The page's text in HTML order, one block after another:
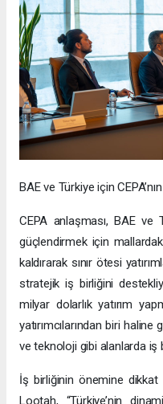
BAE ve Türkiye için
CEPA anlaşması, BAE ve
güçlendirmek için
kaldırarak sınır ötesi
stratejik iş birliğini
milyar dolarlık yatırım
yatırımcılarından biri
ve teknoloji gibi alanlarda iş
İş birliğinin önemine
Lootah, “Türkiye’nin